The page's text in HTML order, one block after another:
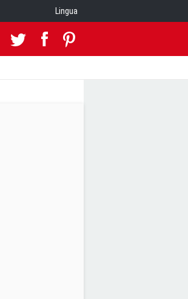
Lingua